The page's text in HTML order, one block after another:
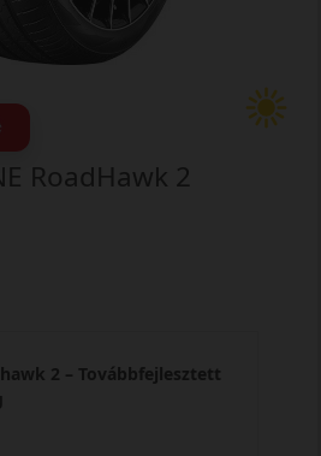
RoadHawk 2
2 – Továbbfejlesztett